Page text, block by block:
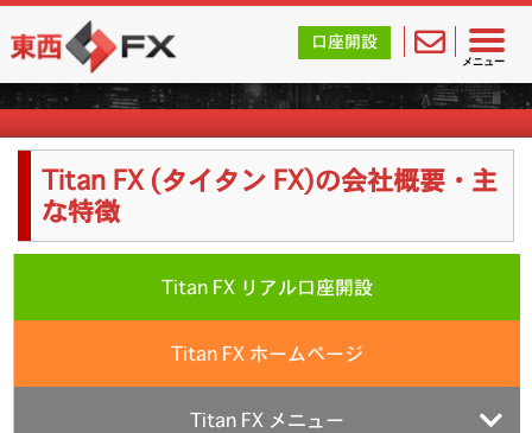
メニュー
東西FX｜海外FX会社（ブローカー）の無料口座開設サポ
口座開設
海外FX業者詳細
Titan FX (タイタン FX)の会社概要・主
な特徴
Titan FX リアル口座開設
Titan FX ホームページ
Titan FX メニュー